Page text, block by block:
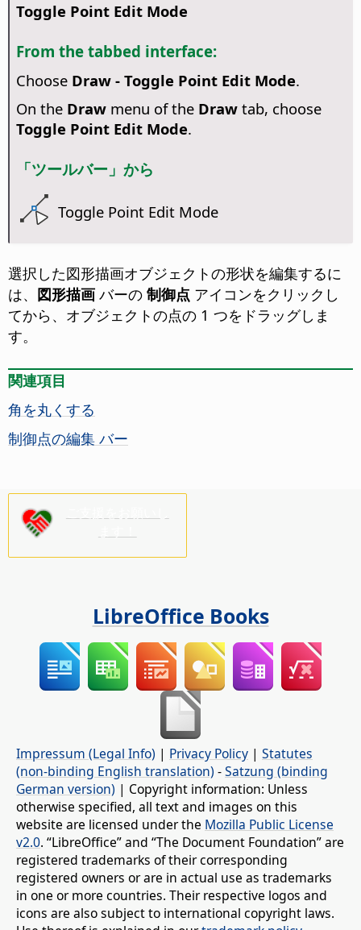
Toggle Point Edit Mode
From the tabbed interface:
Choose Draw - Toggle Point Edit Mode.
On the Drawmenu of the Drawtab, choose
Toggle Point Edit Mode.
「ツールバー」から
Toggle Point Edit Mode
選択した図形描画オブジェクトの形状を編集するに
は、 図形描画 バーの 制御点 アイコンをクリックし
てから、オブジェクトの点の 1 つをドラッグしま
す。
関連項目
角を丸くする
制御点の編集 バー
LibreOffice Books
Impressum (Legal Info) | Privacy Policy | Statutes
(non-binding English translation) -Satzung (binding
German version) | Copyright information: Unless
otherwise specified, all text and images on this
website are licensed under the Mozilla Public License
v2.0. “LibreOffice” and “The Document Foundation” are
registered trademarks of their corresponding
registered owners or are in actual use as trademarks
in one or more countries. Their respective logos and
icons are also subject to international copyright laws.